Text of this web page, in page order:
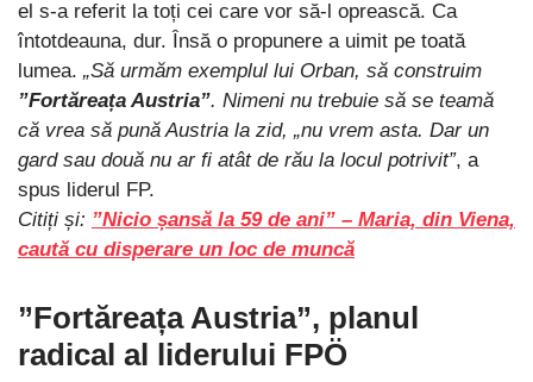
el s-a referit la toți cei care vor să-l oprească. Ca
întotdeauna, dur. Însă o propunere a uimit pe toată
lumea. „Să urmăm exemplul lui Orban, să construim
”Fortăreața Austria”. Nimeni nu trebuie să se teamă
că vrea să pună Austria la zid, „nu vrem asta. Dar un
gard sau două nu ar fi atât de rău la locul potrivit”, a
spus liderul FP.
Citiți și: ”Nicio șansă la 59 de ani” – Maria, din Viena,
caută cu disperare un loc de muncă
”Fortăreața Austria”, planul
radical al liderului FPÖ